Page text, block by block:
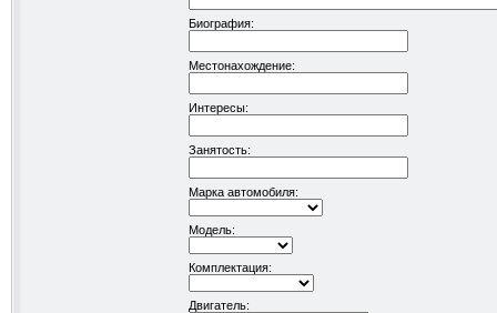
Биография:
Местонахождение:
Интересы:
Занятость:
Марка автомобиля:
Модель:
Комплектация:
Двигатель: